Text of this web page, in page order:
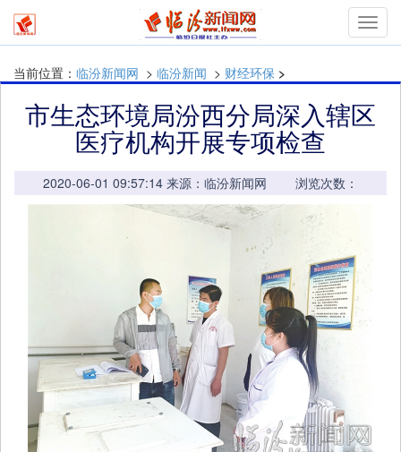
当前位置： 临汾新闻网 > 临汾新闻 > 财经环保 >
市生态环境局汾西分局深入辖区
医疗机构开展专项检查
2020-06-01 09:57:14 来源：临汾新闻网 浏览次数：